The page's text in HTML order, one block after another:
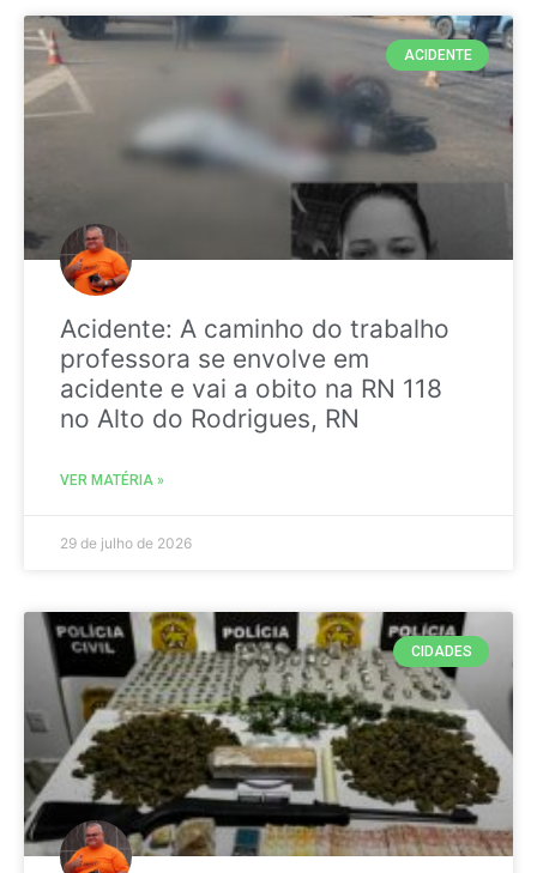
ACIDENTE
Acidente: A caminho do trabalho
professora se envolve em
acidente e vai a obito na RN 118
no Alto do Rodrigues, RN
VER MATÉRIA »
29 de julho de 2026
CIDADES